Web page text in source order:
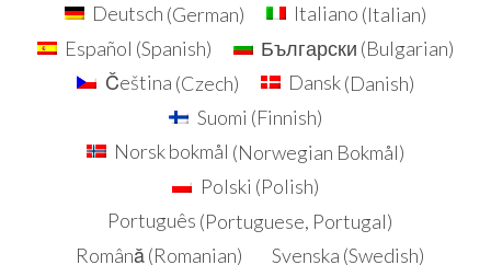
Deutsch (German) Italiano (Italian)
Español (Spanish) Български (Bulgarian)
Čeština (Czech) Dansk(Danish)
Suomi (Finnish)
Norsk bokmål (Norwegian Bokmål)
Polski (Polish)
Português (Portuguese, Portugal)
Română(Romanian) Svenska (Swedish)